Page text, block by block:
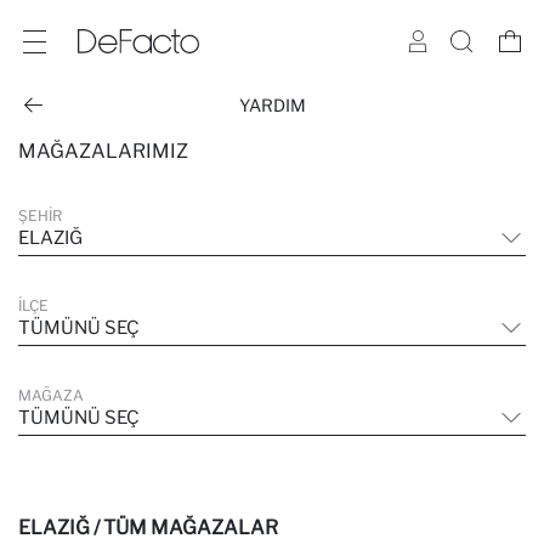
YARDIM
MAĞAZALARIMIZ
ŞEHIR
ELAZIĞ
İLÇE
TÜMÜNÜ SEÇ
MAĞAZA
TÜMÜNÜ SEÇ
ELAZIĞ / TÜM MAĞAZALAR